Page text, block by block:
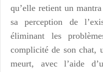
qu’elle retient un
sa perception de
éliminant les
complicité de son chat,
meurt, avec l’aide